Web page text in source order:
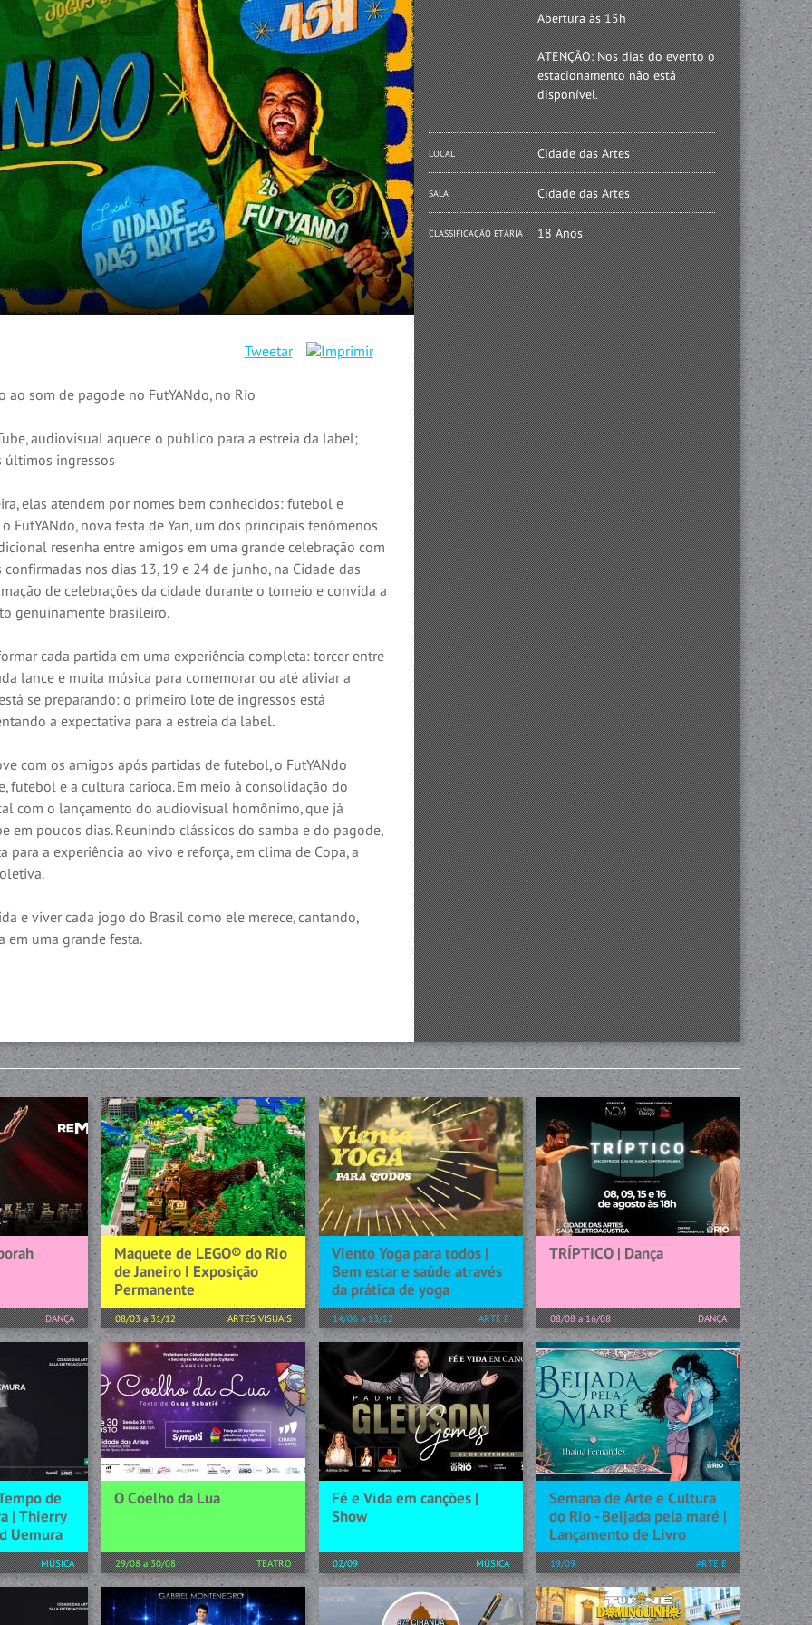
Tweetar
som de pagode no FutYANdo, no Rio
audiovisual aquece o público para a estreia da label;
ingressos
elas atendem por nomes bem conhecidos: futebol e
FutYANdo, nova festa de Yan, um dos principais fenômenos
resenha entre amigos em uma grande celebração com
nos dias 13, 19 e 24 de junho, na Cidade das
de celebrações da cidade durante o torneio e convida a
genuinamente brasileiro.
cada partida em uma experiência completa: torcer entre
lance e muita música para comemorar ou até aliviar a
se preparando: o primeiro lote de ingressos está
a expectativa para a estreia da label.
com os amigos após partidas de futebol, o FutYANdo
futebol e a cultura carioca. Em meio à consolidação do
com o lançamento do audiovisual homônimo, que já
em poucos dias. Reunindo clássicos do samba e do pagode,
a experiência ao vivo e reforça, em clima de Copa, a
e viver cada jogo do Brasil como ele merece, cantando,
em uma grande festa.
Abertura às 15h
ATENÇÃO: Nos dias do evento o
estacionamento não está
disponível.
LOCAL Cidade das Artes
SALA Cidade das Artes
CLASSIFICAÇÃO ETÁRIA 18 Anos
DANÇA
que alcança
a Cia de
o
Maquete de LEGO® do Rio
de Janeiro I Exposição
Permanente
08/03 a 31/12 ARTES VISUAIS
LEGO® doa ao Rio de Janeiro a
maquete feita com 947 mil
peças A maquete do Rio de
Janeiro feita totalmente em
LEGO foi construída para
homenagear de forma criativa...
[+] SAIBA MAIS
Viento Yoga para todos |
Bem estar e saúde através
da prática de yoga
14/06 a 13/12
ARTE E
CONHECIMENTO
1. Boas-vindas: ● Iniciaremos
com uma breve apresentação,
onde me apresentarei e
explicarei os objetivos da aula
de yoga. ● Criarei um ambiente
acolhedor e receptivo para...
[+] SAIBA MAIS
TRÍPTICO | Dança
08/08 a 16/08 DANÇA
Tríptico – Encontro de Cias. de
Dança Contemporânea retorna
à Cidade das Artes com quatro
apresentações e programação
dividida em dois finais de
semana A dança...
[+] SAIBA MAIS
de
| Thierry
Uemura
MÚSICA
o cenário
O Coelho da Lua
29/08 a 30/08 TEATRO
A peça conta a história de Suki,
um jovem coelho muito
Fé e Vida em canções |
Show
02/09 MÚSICA
Padre Gleuson Gomes, trará
uma noite especial de fé,
Semana de Arte e Cultura
do Rio - Beijada pela maré |
Lançamento de Livro
19/09
ARTE E
CONHECIMENTO
Nina Meireles sempre sentiu